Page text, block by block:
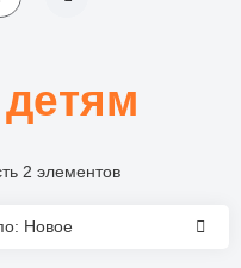
Новое
2 элементов